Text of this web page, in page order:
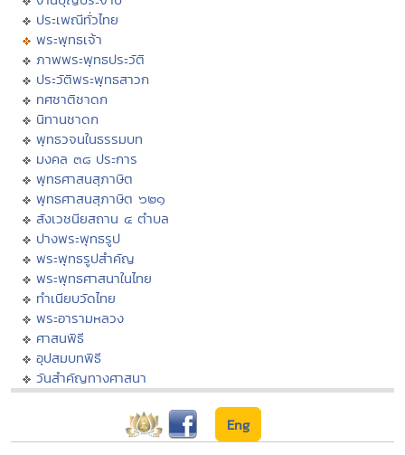
ประเพณีทั่วไทย
พระพุทธเจ้า
ภาพพระพุทธประวัติ
ประวัติพระพุทธสาวก
ทศชาติชาดก
นิทานชาดก
พุทธวจนในธรรมบท
มงคล ๓๘ ประการ
พุทธศาสนสุภาษิต
พุทธศาสนสุภาษิต ๖๒๑
สังเวชนียสถาน ๔ ตำบล
ปางพระพุทธรูป
พระพุทธรูปสำคัญ
พระพุทธศาสนาในไทย
ทำเนียบวัดไทย
พระอารามหลวง
ศาสนพิธี
อุปสมบทพิธี
วันสำคัญทางศาสนา
Eng